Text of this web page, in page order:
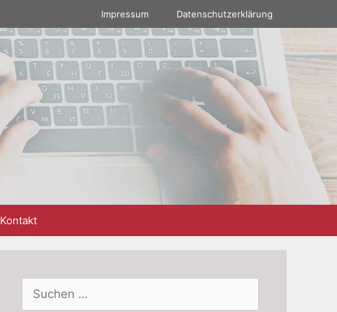
Impressum Datenschutzerklärung
Kontakt
Suchen
nach: